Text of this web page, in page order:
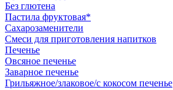
Без глютена
Пастила фруктовая*
Сахарозаменители
Смеси для приготовления напитков
Печенье
Овсяное печенье
Заварное печенье
Грильяжное/злаковое/с кокосом печенье